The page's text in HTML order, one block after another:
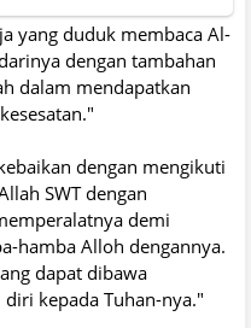
yang duduk membaca Al-
dengan tambahan
dalam mendapatkan
dengan mengikuti
SWT dengan
demi
hamba Alloh dengannya.
dapat dibawa
kepada Tuhan-nya."